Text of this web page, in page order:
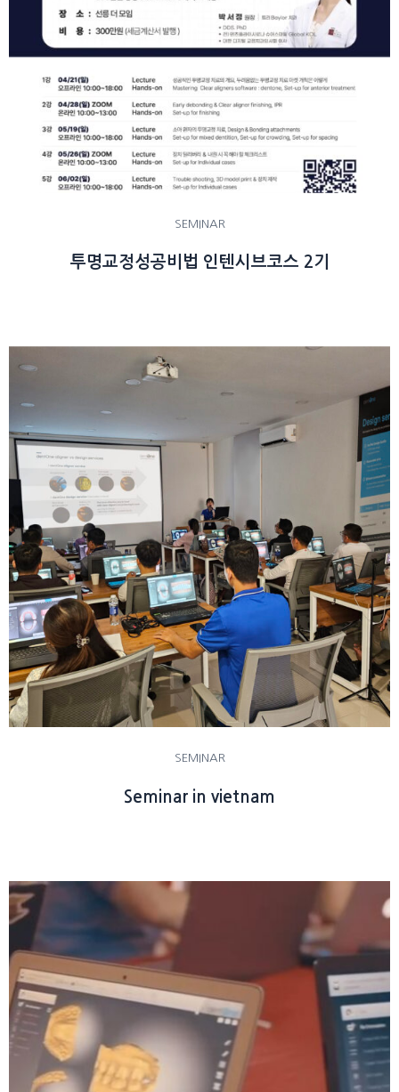
SEMINAR
투명교정성공비법 인텐시브코스 2기
SEMINAR
Seminar in vietnam